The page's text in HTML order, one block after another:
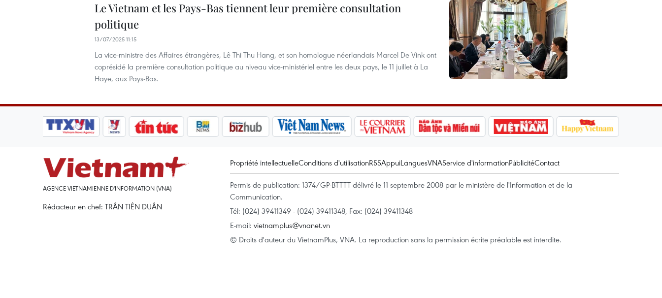
Le Vietnam et les Pays-Bas tiennent leur première consultation
politique
13/07/2025 11:15
La vice-ministre des Affaires étrangères, Lê Thi Thu Hang, et son homologue néerlandais Marcel De Vink ont
coprésidé la première consultation politique au niveau vice-ministériel entre les deux pays, le 11 juillet à La
Haye, aux Pays-Bas.
AGENCE VIETNAMIENNE D'INFORMATION (VNA)
Rédacteur en chef: TRÂN TIÊN DUÂN
Propriété intellectuelleConditions d'utilisationRSSAppuiLanguesVNAService d'informationPublicitéContact
Permis de publication: 1374/GP-BTTTT délivré le 11 septembre 2008 par le ministère de l'Information et de la
Communication.
Tél: (024) 39411349 - (024) 39411348, Fax: (024) 39411348
E-mail: vietnamplus@vnanet.vn
© Droits d'auteur du VietnamPlus, VNA. La reproduction sans la permission écrite préalable est interdite.